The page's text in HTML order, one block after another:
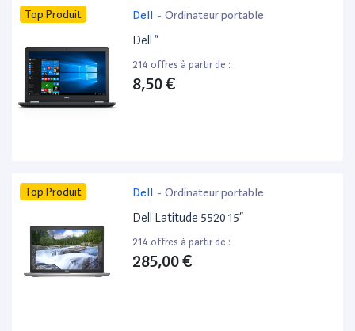
Top Produit Dell - Ordinateur portable
Dell ”
214 offres à partir de :
8,50 €
Top Produit Dell - Ordinateur portable
Dell Latitude 5520 15”
214 offres à partir de :
285,00 €